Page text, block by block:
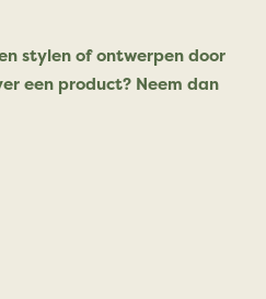
stylen of ontwerpen door
een product? Neem dan